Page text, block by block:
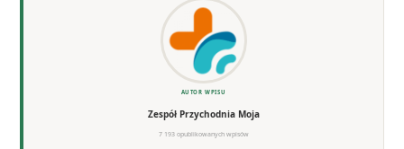
AUTOR WPISU
Zespół Przychodnia Moja
7 193 opublikowanych wpisów